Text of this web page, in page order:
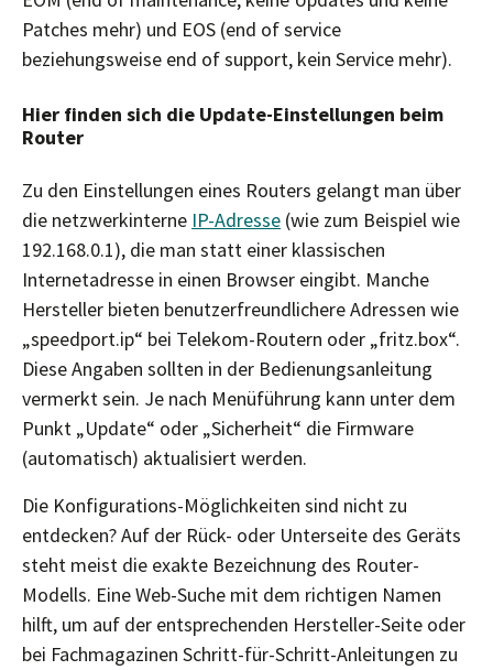
Patches mehr) und EOS (end of service
beziehungsweise end of support, kein Service mehr).
Hier finden sich die Update-Einstellungen beim
Router
Zu den Einstellungen eines Routers gelangt man über
die netzwerkinterne IP-Adresse (wie zum Beispiel wie
192.168.0.1), die man statt einer klassischen
Internetadresse in einen Browser eingibt. Manche
Hersteller bieten benutzerfreundlichere Adressen wie
„speedport.ip“ bei Telekom-Routern oder „fritz.box“.
Diese Angaben sollten in der Bedienungsanleitung
vermerkt sein. Je nach Menüführung kann unter dem
Punkt „Update“ oder „Sicherheit“ die Firmware
(automatisch) aktualisiert werden.
Die Konfigurations-Möglichkeiten sind nicht zu
entdecken? Auf der Rück- oder Unterseite des Geräts
steht meist die exakte Bezeichnung des Router-
Modells. Eine Web-Suche mit dem richtigen Namen
hilft, um auf der entsprechenden Hersteller-Seite oder
bei Fachmagazinen Schritt-für-Schritt-Anleitungen zu